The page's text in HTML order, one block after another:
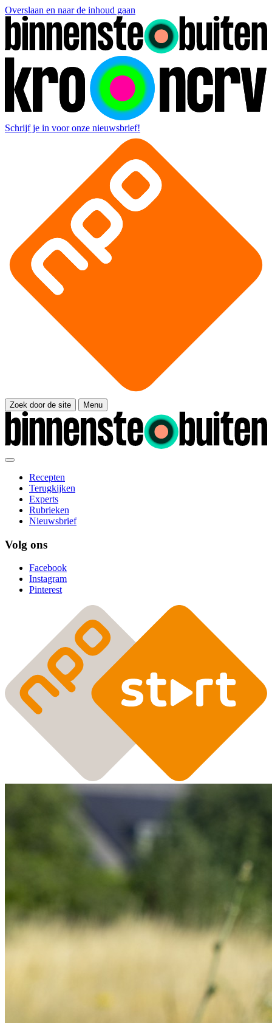
Overslaan en naar de inhoud gaan
Schrijf je in voor onze nieuwsbrief!
Zoek door de site Menu
Recepten
Terugkijken
Experts
Rubrieken
Nieuwsbrief
Volg ons
Facebook
Instagram
Pinterest